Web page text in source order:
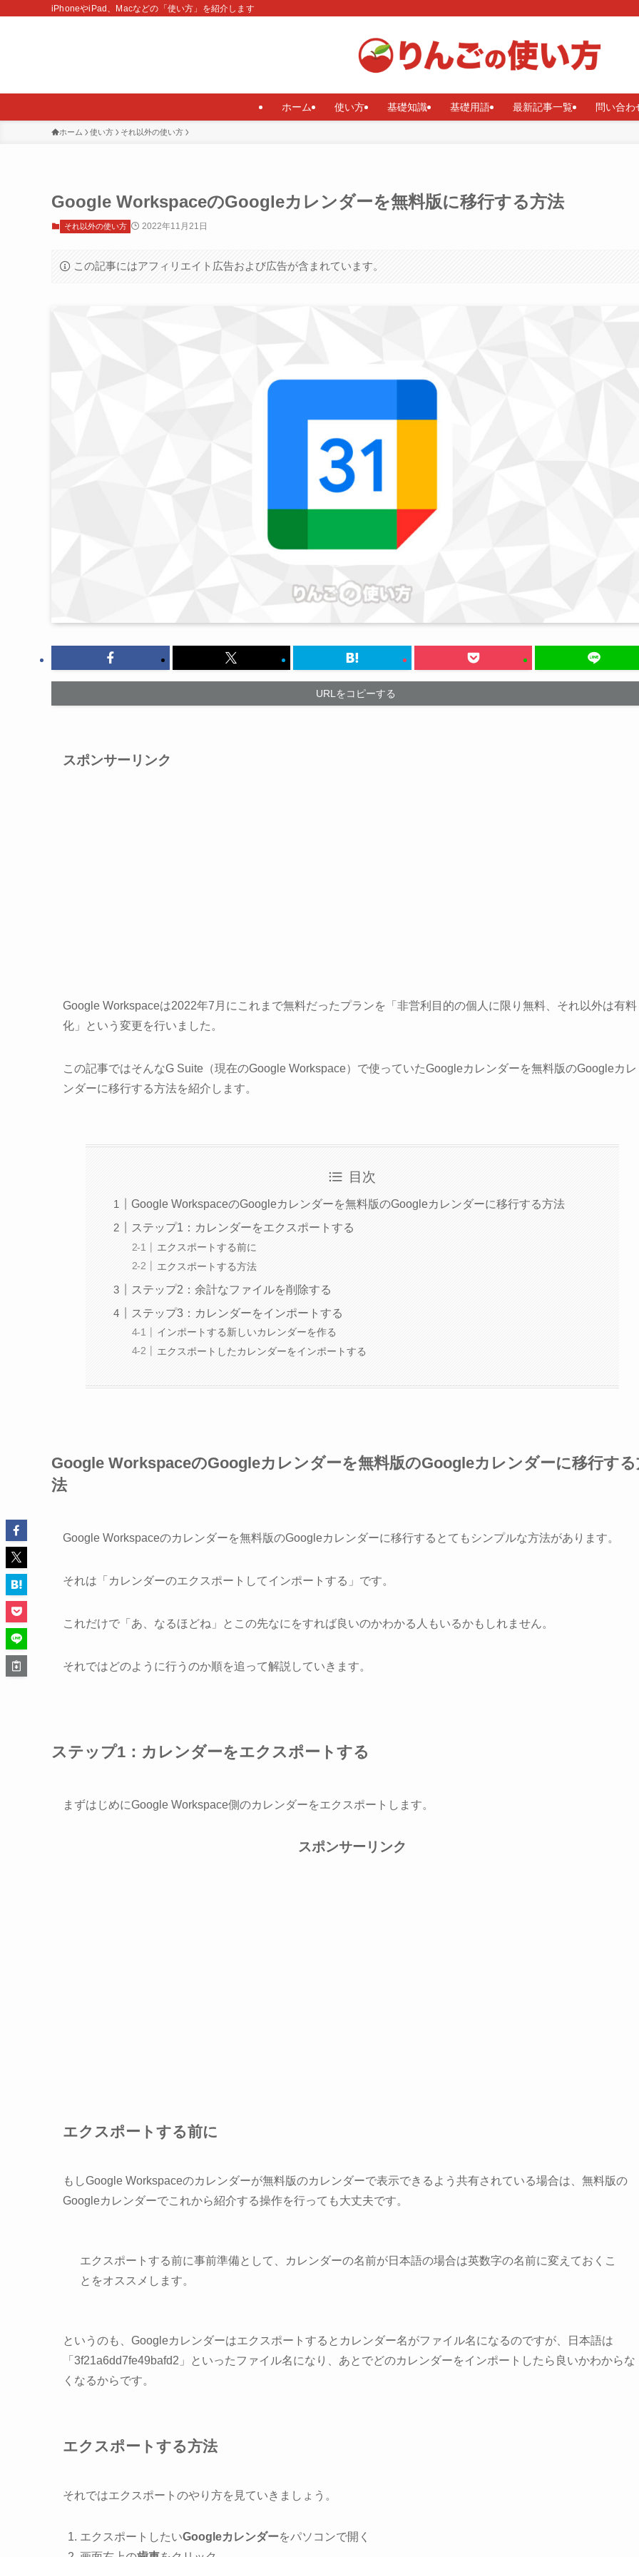
iPhoneやiPad、Macなどの「使い方」を紹介します
ホーム 使い方 基礎知識 基礎用語 最新記事一覧 問い合わ
ホーム 使い方 それ以外の使い方
Google WorkspaceのGoogleカレンダーを無料版に移行する方法
それ以外の使い方 2022年11月21日
この記事にはアフィリエイト広告および広告が含まれています。
URLをコピーする
スポンサーリンク
Google Workspaceは2022年7月にこれまで無料だったプランを「非営利目的の個人に限り無料、それ以外は有料
化」という変更を行いました。
この記事ではそんなG Suite（現在のGoogle Workspace）で使っていたGoogleカレンダーを無料版のGoogleカレ
ンダーに移行する方法を紹介します。
目次
Google WorkspaceのGoogleカレンダーを無料版のGoogleカレンダーに移行する方法
ステップ1：カレンダーをエクスポートする
エクスポートする前に
エクスポートする方法
ステップ2：余計なファイルを削除する
ステップ3：カレンダーをインポートする
インポートする新しいカレンダーを作る
エクスポートしたカレンダーをインポートする
Google WorkspaceのGoogleカレンダーを無料版のGoogleカレンダーに移行する
法
Google Workspaceのカレンダーを無料版のGoogleカレンダーに移行するとてもシンプルな方法があります。
それは「カレンダーのエクスポートしてインポートする」です。
これだけで「あ、なるほどね」とこの先なにをすれば良いのかわかる人もいるかもしれません。
それではどのように行うのか順を追って解説していきます。
ステップ1：カレンダーをエクスポートする
まずはじめにGoogle Workspace側のカレンダーをエクスポートします。
スポンサーリンク
エクスポートする前に
もしGoogle Workspaceのカレンダーが無料版のカレンダーで表示できるよう共有されている場合は、無料版の
Googleカレンダーでこれから紹介する操作を行っても大丈夫です。
エクスポートする前に事前準備として、カレンダーの名前が日本語の場合は英数字の名前に変えておくこ
とをオススメします。
というのも、Googleカレンダーはエクスポートするとカレンダー名がファイル名になるのですが、日本語は
「3f21a6dd7fe49bafd2」といったファイル名になり、あとでどのカレンダーをインポートしたら良いかわからな
くなるからです。
エクスポートする方法
それではエクスポートのやり方を見ていきましょう。
エクスポートしたいGoogleカレンダーをパソコンで開く